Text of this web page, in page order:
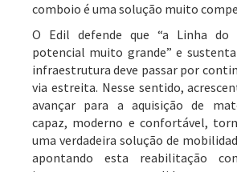
comboio é uma solução muito
O Edil defende que “a Linha do
potencial muito grande” e
infraestrutura deve passar por
via estreita. Nesse sentido,
avançar para a aquisição de
capaz, moderno e confortável,
uma verdadeira solução de
apontando esta reabilitação